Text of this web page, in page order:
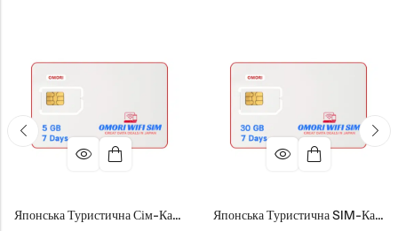
Японська Туристична Сім-Карта 5 ГБ На 7 Днів
Японська Туристична SIM-Карта 30 ГБ На 7 Днів